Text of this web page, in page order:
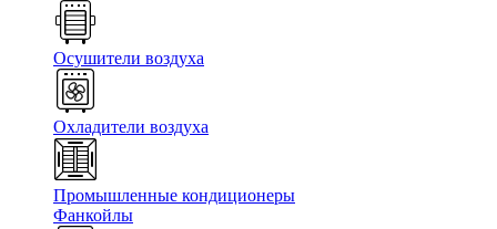
Осушители воздуха
Охладители воздуха
Промышленные кондиционеры
Фанкойлы